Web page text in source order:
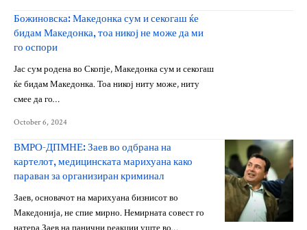
Божиновска: Македонка сум и секогаш ќе
бидам Македонка, тоа никој не може да ми
го оспори
Јас сум родена во Скопје, Македонка сум и секогаш
ќе бидам Македонка. Тоа никој ниту може, ниту
смее да го…
October 6, 2024
ВМРО-ДПМНЕ: Заев во одбрана на
картелот, медицинската марихуана како
параван за организиран криминал
Заев, основачот на марихуана бизнисот во
Македонија, не спие мирно. Немирната совест го